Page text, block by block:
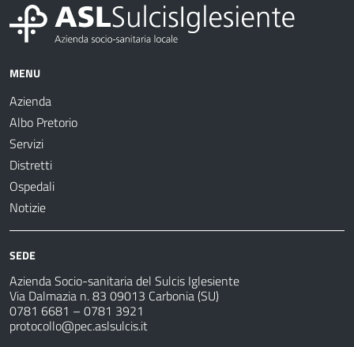
MENU
Azienda
Albo Pretorio
Servizi
Distretti
Ospedali
Notizie
SEDE
Azienda Socio-sanitaria del Sulcis Iglesiente
Via Dalmazia n. 83 09013 Carbonia (SU)
0781 6681 – 0781 3921
protocollo@pec.aslsulcis.it